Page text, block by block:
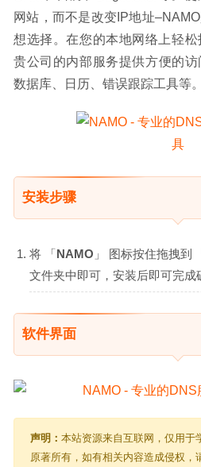
网站，而不是改变IP地址
想选择。在您的本地网络上轻
贵公司的内部服务提供方便的
数据库、日历、错误跟踪工具等。
安装步骤
将 「NAMO 」 图标按住拖拽到
文件夹中即可，安装后即可完成
软件界面
声明： 本站资源来自互联网，仅用于
原著所有，如有相关内容造成侵权，